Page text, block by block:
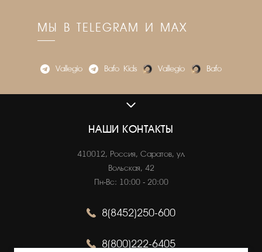
МЫ В TELEGRAM И MAX
Vallegio Bafo_Kids Vallegio Bafo
VALLEGIO.RU
О нас
Вакансии
ОНЛАЙН ПОКУПКИ
Оплата
НАШИ КОНТАКТЫ
410012, Россия, Саратов, ул.
Вольская, 42
Пн-Вс: 10:00 - 20:00
8(8452)250-600
8(800)222-6405